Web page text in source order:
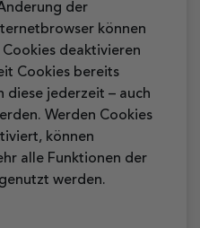
der
können
deaktivieren
Cookies bereits
diese jederzeit – auch
Werden Cookies
können
alle Funktionen der
werden.